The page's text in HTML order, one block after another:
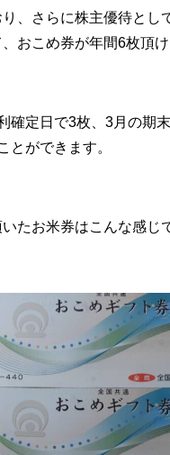
、さらに株主優待とし
おこめ券が年間6枚頂け
確定日で3枚、3月の期
とができます。
たお米券はこんな感じ